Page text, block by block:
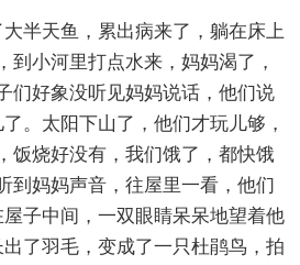
半天鱼，累出病来了，躺在床上
到小河里打点水来，妈妈渴了，
们好象没听见妈妈说话，他们说
。太阳下山了，他们才玩儿够，
饭烧好没有，我们饿了，都快饿
到妈妈声音，往屋里一看，他们
子中间，一双眼睛呆呆地望着他
了羽毛，变成了一只杜鹃鸟，拍